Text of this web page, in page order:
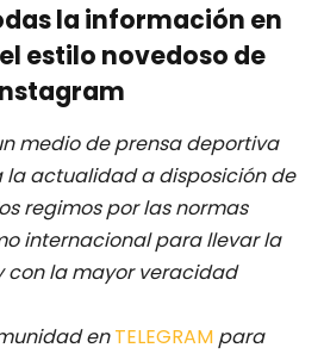
la información en
estilo novedoso de
medio de prensa deportiva
la actualidad a disposición de
regimos por las normas
internacional para llevar la
con la mayor veracidad
enTELEGRAM para